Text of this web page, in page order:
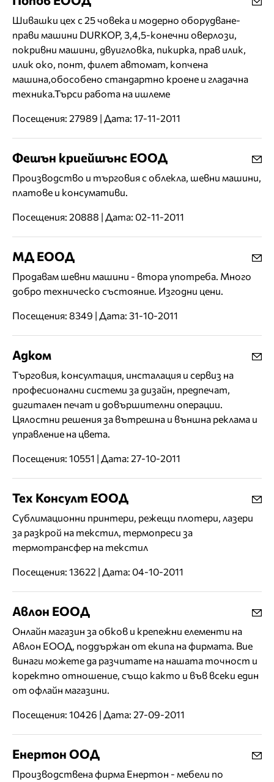
Шивашки цех с 25 човека и модерно оборудване-
прави машини DURKOP, 3,4,5-конечни оверлози,
покривни машини, двуигловка, пикирка, прав илик,
илик око, понт, филет автомат, копчена
машина,обособено стандартно кроене и гладачна
техника.Търси работа на ишлеме
Посещения: 27989 | Дата: 17-11-2011
Фешън криейшънс ЕООД
Производство и търговия с облекла, шевни машини,
платове и консумативи.
Посещения: 20888 | Дата: 02-11-2011
МД ЕООД
Продавам шевни машини - втора употреба. Много
добро техническо състояние. Изгодни цени.
Посещения: 8349 | Дата: 31-10-2011
Адком
Tърговия, консултация, инсталация и сервиз на
професионални системи за дизайн, предпечат,
дигитален печат и довършителни операции.
Цялостни решения за вътрешна и външна реклама и
управление на цвета.
Посещения: 10551 | Дата: 27-10-2011
Тех Консулт ЕООД
Сублимационни принтери, режещи плотери, лазери
за разкрой на текстил, термопреси за
термотрансфер на текстил
Посещения: 13622 | Дата: 04-10-2011
Авлон ЕООД
Онлайн магазин за обков и крепежни елементи на
Авлон ЕООД, поддържан от екипа на фирмата. Вие
винаги можете да разчитате на нашата точност и
коректно отношение, също както и във всеки един
от офлайн магазини.
Посещения: 10426 | Дата: 27-09-2011
Енертон ООД
Производствена фирма Енертон - мебели по